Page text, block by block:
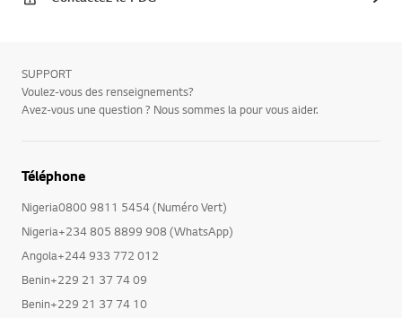
SUPPORT
Voulez-vous des renseignements?
Avez-vous une question ? Nous sommes la pour vous aider.
Téléphone
Nigeria0800 9811 5454 (Numéro Vert)
Nigeria+234 805 8899 908 (WhatsApp)
Angola+244 933 772 012
Benin+229 21 37 74 09
Benin+229 21 37 74 10